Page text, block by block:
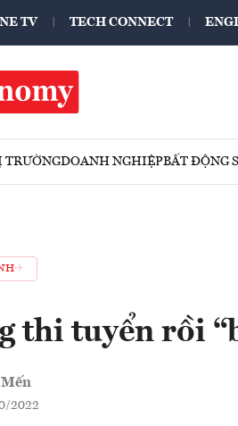
TV TECH CONNECT
TRƯỜNGDOANH NGHIỆPBẤT ĐỘNG
thi tuyển rồi
2022